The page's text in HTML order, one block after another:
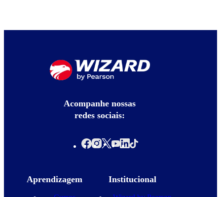
Acompanhe nossas
redes sociais:
Aprendizagem Institucional